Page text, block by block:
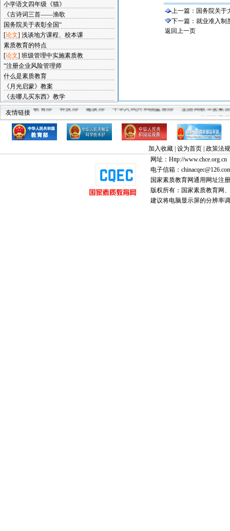
小学语文四年级《猫》
《古诗词三首——渔歌
国务院关于表彰全国“
[论文] 浅谈地方课程、校本课
素质教育的特点
[论文] 班级管理中实施素质教
“注册企业风险管理师
什么是素质教育
《月光启蒙》教案
《去哪儿买东西》教学
上一篇： 国务院关于
下一篇： 就业准入制
返回上一页
友情链接
教育部 科技部 建设部 中华人民共和国监察部
全国高教工委素
中国教育
加入收藏| 设为首页| 政策法规
网址：Http://www.chce.org.cn
电子信箱：
国家素质教育网通用网址注
版权所有：国家素质教育网
建议将电脑显示屏的分辨率